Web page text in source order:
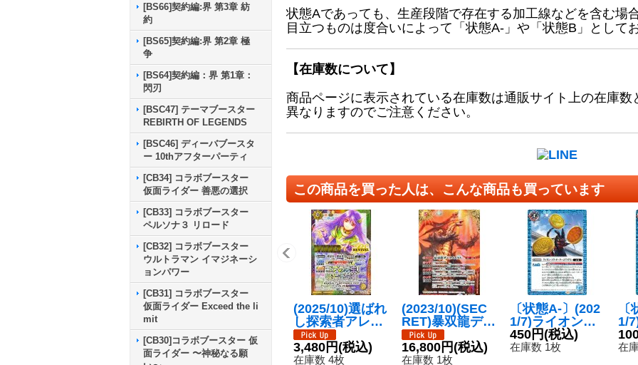
[BS66]契約編:界 第3章 紡
約
[BS65]契約編:界 第2章 極
争
[BS64]契約編：界 第1章：
閃刃
[BSC47] テーマブースター
REBIRTH OF LEGENDS
[BSC46] ディーバブースタ
ー 10thアフターパーティ
[CB34] コラボブースター
仮面ライダー 善悪の選択
[CB33] コラボブースター
ペルソナ３ リロード
[CB32] コラボブースター
ウルトラマン イマジネーシ
ョンパワー
[CB31] コラボブースター
仮面ライダー Exceed the li
mit
[CB30]コラボブースター 仮
面ライダー 〜神秘なる願
状態Aであっても、生産段階で存在する加工線などを含む場
目立つものは度合いによって「状態A-」や「状態B」として
【在庫数について】
商品ページに表示されている在庫数は通販サイト上の在庫
異なりますのでご注意ください。
この商品を買った人は、こんな商品も買っています
(2025/10)選ばれ
し探索者アレッ
クス(通常フレー
ム/WINNER/コ
アの光主最強決
3,480円(税込)
在庫数 4枚
(2023/10)(SEC
RET)暴双龍ディ
ラノスXV【XV-
SEC】{BS66-X
V01}《赤》
16,800円(税込)
在庫数 1枚
〔状態A-〕(202
1/7)ライオン・
トラ・チーター
コアメダル/仮面
450円(税込)
在庫数 1枚
1/
ラ
ダ
在